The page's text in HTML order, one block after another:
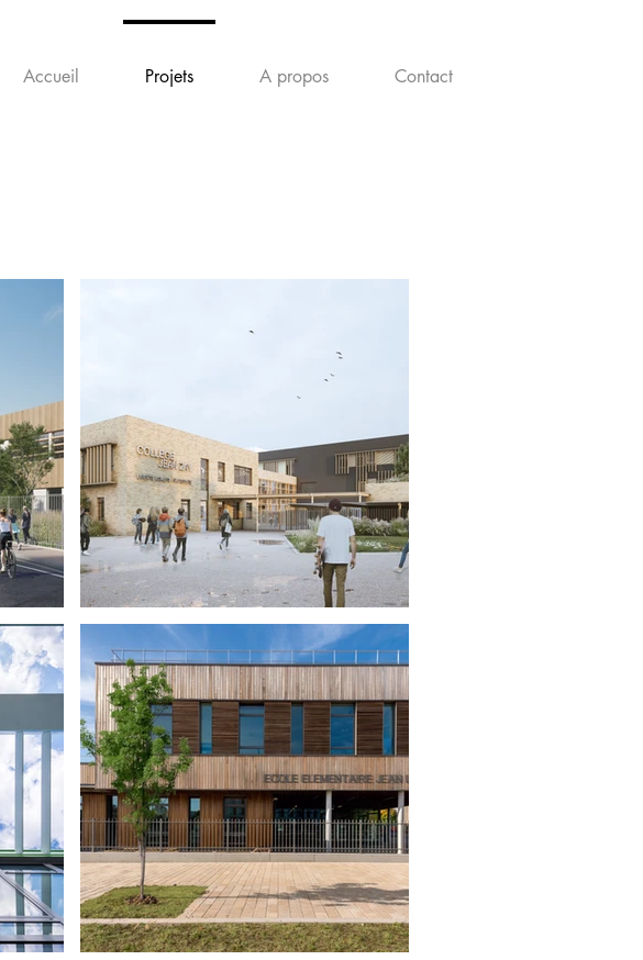
Accueil Projets A propos Contact